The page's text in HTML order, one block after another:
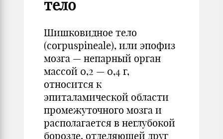
тело
Шишковидное тело
(corpuspineale), или эпофиз
мозга — непарный орган
массой 0,2 — 0,4 г,
относится к
эпиталамической области
промежуточного мозга и
располагается в неглубокой
борозде, отделяющей друг